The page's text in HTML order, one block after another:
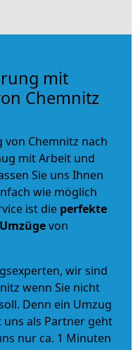
mit
Chemnitz
von Chemnitz nach
mit Arbeit und
Sie uns Ihnen
wie möglich
ist die perfekte
von
wir sind
wenn Sie nicht
Denn ein Umzug
als Partner geht
nur ca. 1 Minuten